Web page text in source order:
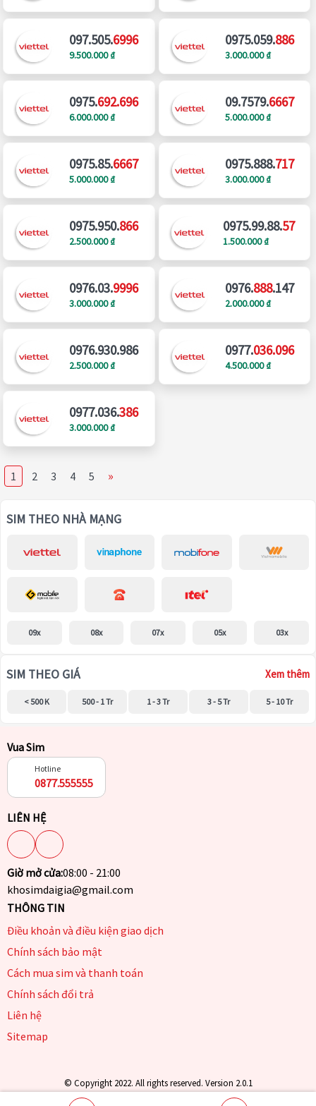
097.505.6996
9.500.000 ₫
0975.059.886
3.000.000 ₫
0975.692.696
6.000.000 ₫
09.7579.6667
5.000.000 ₫
0975.85.6667
5.000.000 ₫
0975.888.717
3.000.000 ₫
0975.950.866
2.500.000 ₫
0975.99.88.57
1.500.000 ₫
0976.03.9996
3.000.000 ₫
0976.888.147
2.000.000 ₫
0976.930.986
2.500.000 ₫
0977.036.096
4.500.000 ₫
0977.036.386
3.000.000 ₫
1 2 3 4 5 »
SIM THEO NHÀ MẠNG
09x 08x 07x 05x 03x
SIM THEO GIÁ Xem thêm
< 500 K 500 - 1 Tr 1 - 3 Tr 3 - 5 Tr 5 - 10 Tr
Vua Sim
Hotline
0877.555555
LIÊN HỆ
Giờ mở cửa:08:00 - 21:00
khosimdaigia@gmail.com
THÔNG TIN
Điều khoản và điều kiện giao dịch
Chính sách bảo mật
Cách mua sim và thanh toán
Chính sách đổi trả
Liên hệ
Sitemap
© Copyright 2022. All rights reserved. Version 2.0.1